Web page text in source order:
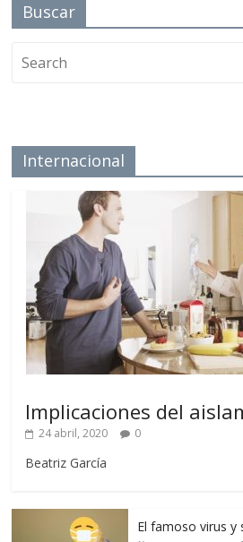
Buscar
Internacional
Implicaciones del
24 abril, 2020 0
Beatriz García
El famoso virus y